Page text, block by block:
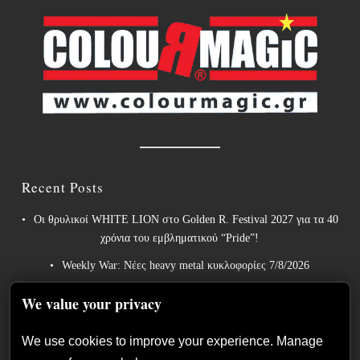
Recent Posts
Οι θρυλικοί WHITE LION στο Golden R. Festival 2027 για τα 40
χρόνια του εμβληματικού “Pride”!
Weekly War: Νέες heavy metal κυκλοφορίες 7/8/2026
Lost, Nevermore, Lamb of God και ένα ιδανικό φινάλε στο
Οι Γερμανοί πρωτοπόροι του συμφωνικού metal XANDRIA
We value your privacy
We use cookies to improve your experience. Manage